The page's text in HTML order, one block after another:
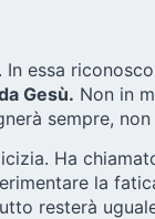
essa
Gesù. Non in
sempre,
Ha
la
resterà